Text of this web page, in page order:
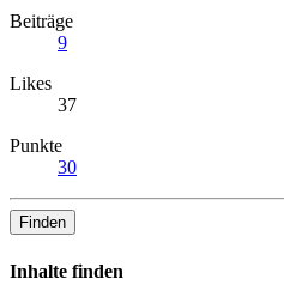
Beiträge
9
Likes
37
Punkte
30
Finden
Inhalte finden